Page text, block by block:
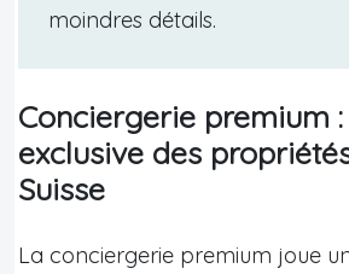
moindres détails.
Conciergerie premium
exclusive des
Suisse
La conciergerie premium joue